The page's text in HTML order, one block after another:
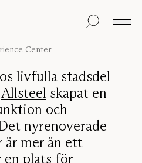
Hållbarhet
Center
livfulla stadsdel
Allsteel skapat en
och
nyrenoverade
är mer än ett
en plats för